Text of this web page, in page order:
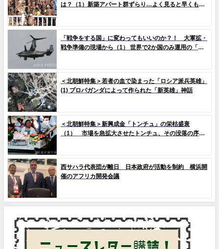
は？（1）新築アパート群ずらり…よく見ると早くもタ
「戦争をする国」に変わってもいいのか？！ 大軍拡・
戦争準備の現場から（1） 世界で2か国のみ運用の「欠
＜北朝鮮特集＞若者の血で染まった「ロシア派兵英雄」
(1) プロパガンダによって作られた「新英雄」神話
＜北朝鮮特集＞新興成金「トンチュ」の栄枯盛衰
（1） 市場を急拡大させたトンチュ、その没落の序幕
西サハラ代表団が離日 日本政府が活動を制約 横浜開
催のアフリカ開発会議